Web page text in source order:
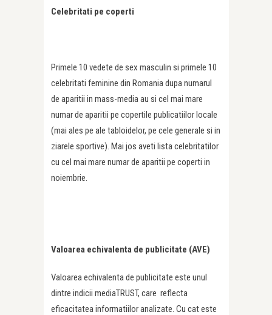
Celebritati pe coperti
Primele 10 vedete de sex masculin si primele 10
celebritati feminine din Romania dupa numarul
de aparitii in mass-media au si cel mai mare
numar de aparitii pe copertile publicatiilor locale
(mai ales pe ale tabloidelor, pe cele generale si in
ziarele sportive). Mai jos aveti lista celebritatilor
cu cel mai mare numar de aparitii pe coperti in
noiembrie.
Valoarea echivalenta de publicitate (AVE)
Valoarea echivalenta de publicitate este unul
dintre indicii mediaTRUST, care reflecta
eficacitatea informatiilor analizate. Cu cat este